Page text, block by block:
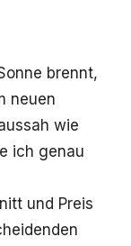
brennt,
neuen
wie
ich genau
und Preis